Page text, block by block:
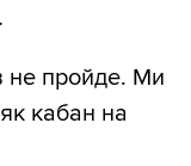
не пройде. Ми
кабан на